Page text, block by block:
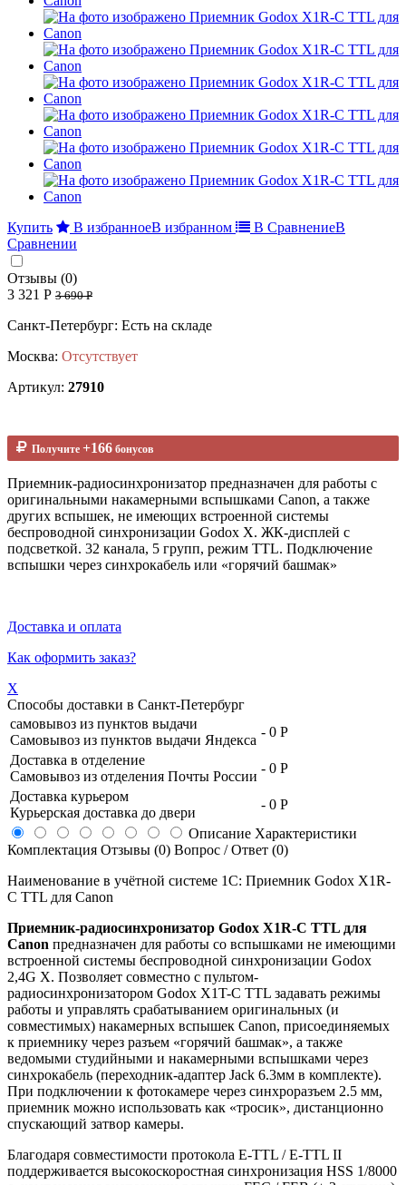
Купить В избранноеВ избранном В СравнениеВ
Сравнении
Отзывы (0)
3 321 Р 3 690 Р
Санкт-Петербург: Есть на складе
Москва: Отсутствует
Артикул: 27910
Получите +166 бонусов
Приемник-радиосинхронизатор предназначен для работы с
оригинальными накамерными вспышками Canon, а также
других вспышек, не имеющих встроенной системы
беспроводной синхронизации Godox X. ЖК-дисплей с
подсветкой. 32 канала, 5 групп, режим TTL. Подключение
вспышки через синхрокабель или «горячий башмак»
Доставка и оплата
Как оформить заказ?
X
Способы доставки в Санкт-Петербург
самовывоз из пунктов выдачи
Самовывоз из пунктов выдачи Яндекса
- 0 Р
Доставка в отделение
Самовывоз из отделения Почты России
- 0 Р
Доставка курьером
Курьерская доставка до двери
- 0 Р
Описание Характеристики
Комплектация Отзывы (0) Вопрос / Ответ (0)
Наименование в учётной системе 1С: Приемник Godox X1R-
C TTL для Canon
Приемник-радиосинхронизатор Godox X1R-C TTL для
Canon предназначен для работы со вспышками не имеющими
встроенной системы беспроводной синхронизации Godox
2,4G X. Позволяет совместно с пультом-
радиосинхронизатором Godox X1T-C TTL задавать режимы
работы и управлять срабатыванием оригинальных (и
совместимых) накамерных вспышек Canon, присоединяемых
к приемнику через разъем «горячий башмак», а также
ведомыми студийными и накамерными вспышками через
синхрокабель (переходник-адаптер Jack 6.3мм в комплекте).
При подключении к фотокамере через синхроразъем 2.5 мм,
приемник можно использовать как «тросик», дистанционно
спускающий затвор камеры.
Благодаря совместимости протокола E-TTL / E-TTL II
поддерживается высокоскоростная синхронизация HSS 1/8000